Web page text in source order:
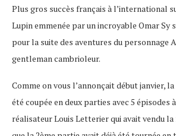
Plus gros succès français à l’international
Lupin emmenée par un incroyable Omar Sy
pour la suite des aventures du personnage
gentleman cambrioleur.
Comme on vous l’annonçait début janvier,
été coupée en deux parties avec 5 épisodes
réalisateur Louis Letterier qui avait vendu